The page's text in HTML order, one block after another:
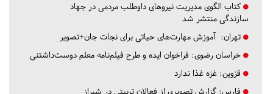
کتاب الگوی مدیریت نیروهای داوطلب مردمی در جهاد
سازندگی منتشر شد
تهران: آموزش مهارت‌های حیاتی برای نجات جان+تصویر
خراسان رضوی: فراخوان ایده و طرح فیلم‌نامه معلم دوست‌داشتنی
قزوین: غزه غذا ندارد
فارس: گزارش تصویری از فعالان تربیتی در شیراز